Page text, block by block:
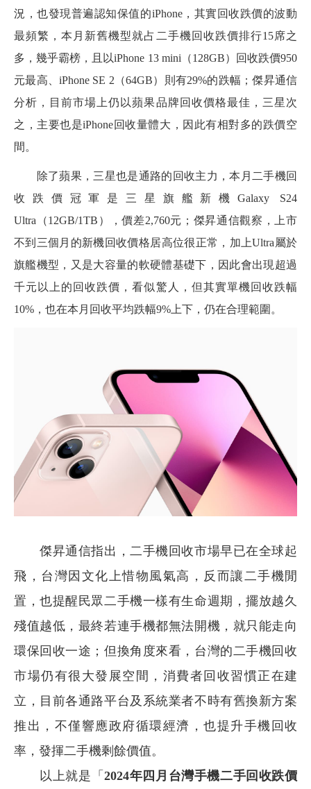
況，也發現普遍認知保值的iPhone，其實回收跌價的波動
最頻繁，本月新舊機型就占二手機回收跌價排行15席之
多，幾乎霸榜，且以iPhone 13 mini（128GB）回收跌價950
元最高、iPhone SE 2（64GB）則有29%的跌幅；傑昇通信
分析，目前市場上仍以蘋果品牌回收價格最佳，三星次
之，主要也是iPhone回收量體大，因此有相對多的跌價空
間。
除了蘋果，三星也是通路的回收主力，本月二手機回
收跌價冠軍是三星旗艦新機Galaxy S24
Ultra（12GB/1TB），價差2,760元；傑昇通信觀察，上市
不到三個月的新機回收價格居高位很正常，加上Ultra屬於
旗艦機型，又是大容量的軟硬體基礎下，因此會出現超過
千元以上的回收跌價，看似驚人，但其實單機回收跌幅
10%，也在本月回收平均跌幅9%上下，仍在合理範圍。
傑昇通信指出，二手機回收市場早已在全球起
飛，台灣因文化上惜物風氣高，反而讓二手機閒
置，也提醒民眾二手機一樣有生命週期，擺放越久
殘值越低，最終若連手機都無法開機，就只能走向
環保回收一途；但換角度來看，台灣的二手機回收
市場仍有很大發展空間，消費者回收習慣正在建
立，目前各通路平台及系統業者不時有舊換新方案
推出，不僅響應政府循環經濟，也提升手機回收
率，發揮二手機剩餘價值。
以上就是「2024年四月台灣手機二手回收跌價